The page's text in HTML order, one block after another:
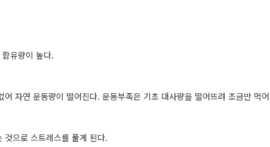
유량이 높다.
자연 운동량이 떨어진다. 운동부족은 기초 대사량을 떨어뜨려 조금만 먹
것으로 스트레스를 풀게 된다.